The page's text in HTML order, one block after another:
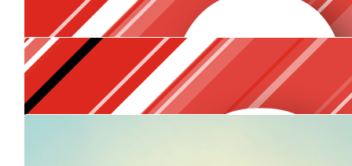
Lisanne Westdijk
Joehoe, astu! X @de3vanwestdijk
5.30